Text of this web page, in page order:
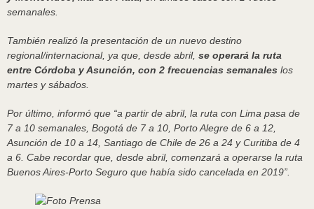
semanales.
También realizó la presentación de un nuevo destino
regional/internacional, ya que, desde abril, se operará la ruta
entre Córdoba y Asunción, con 2 frecuencias semanales los
martes y sábados.
Por último, informó que “a partir de abril, la ruta con Lima pasa de
7 a 10 semanales, Bogotá de 7 a 10, Porto Alegre de 6 a 12,
Asunción de 10 a 14, Santiago de Chile de 26 a 24 y Curitiba de 4
a 6. Cabe recordar que, desde abril, comenzará a operarse la ruta
Buenos Aires-Porto Seguro que había sido cancelada en 2019”.